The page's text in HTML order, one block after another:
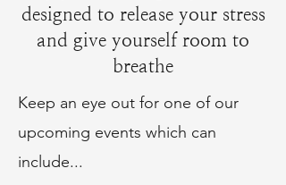
designed to release your stress
and give yourself room to
breathe
Keep an eye out for one of our
upcoming events which can
include...